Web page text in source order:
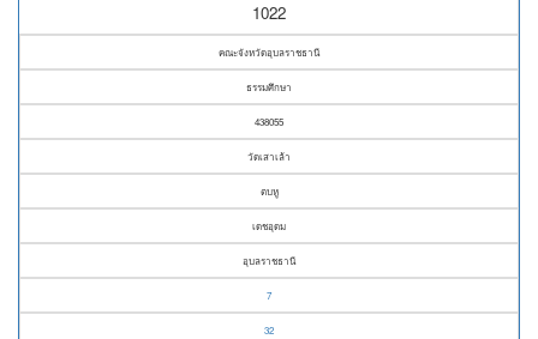
1022
คณะจังหวัดอุบลราชธานี
ธรรมศึกษา
438055
วัดเสาเล้า
ตบหู
เดชอุดม
อุบลราชธานี
7
32